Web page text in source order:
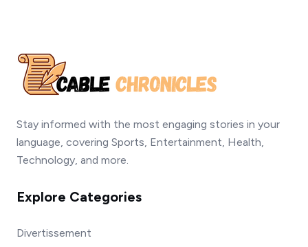
Stay informed with the most engaging stories in your
language, covering Sports, Entertainment, Health,
Technology, and more.
Explore Categories
Divertissement